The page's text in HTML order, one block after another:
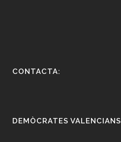
CONTACTA:
DEMÒCRATES VALENCIANS